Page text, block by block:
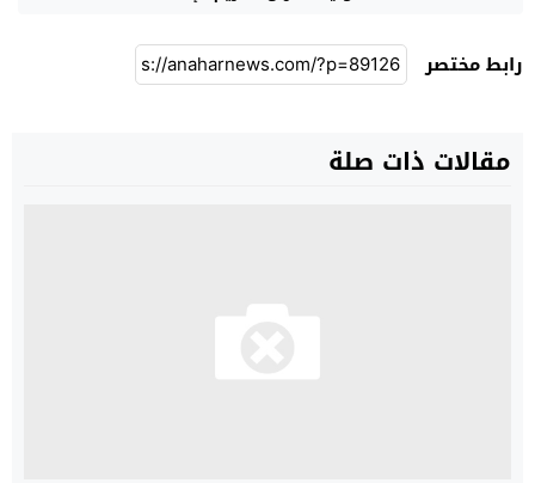
رابط مختصر
مقالات ذات صلة